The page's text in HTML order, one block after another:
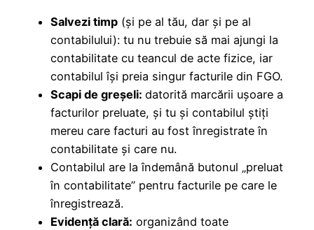
Salvezi timp (și pe al tău, dar și pe al
contabilului): tu nu trebuie să mai ajungi la
contabilitate cu teancul de acte fizice, iar
contabilul își preia singur facturile din FGO.
Scapi de greșeli: datorită marcării ușoare a
facturilor preluate, și tu și contabilul știţi
mereu care facturi au fost înregistrate în
contabilitate și care nu.
Contabilul are la îndemână butonul „preluat
în contabilitate” pentru facturile pe care le
înregistrează.
Evidență clară: organizând toate